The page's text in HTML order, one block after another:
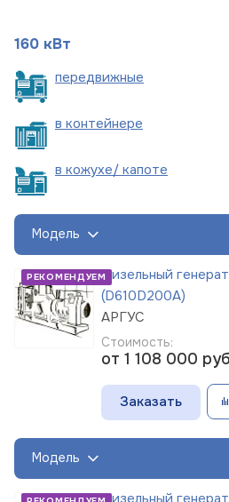
160 кВт
передвижные
в контейнере
в кожухе/ капоте
Модель
РЕКОМЕНДУЕМДизельный
(D610D200A)
АРГУС
Стоимость:
от 1 108 000
Заказать
Модель
Дизельный